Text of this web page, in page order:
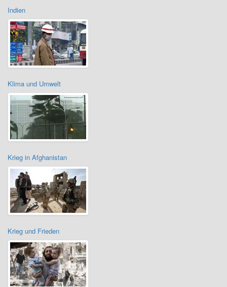
Indien
Klima und Umwelt
Krieg in Afghanistan
Krieg und Frieden